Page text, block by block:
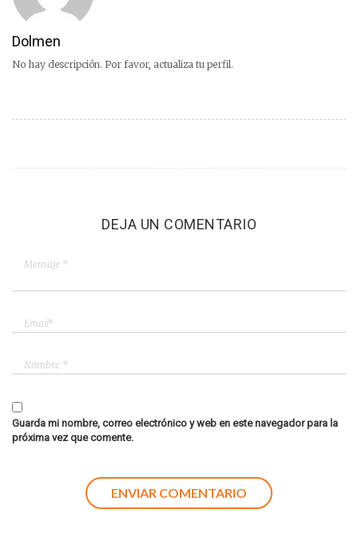
Dolmen
No hay descripción. Por favor, actualiza tu perfil.
DEJA UN COMENTARIO
Guarda mi nombre, correo electrónico y web en este navegador para la
próxima vez que comente.